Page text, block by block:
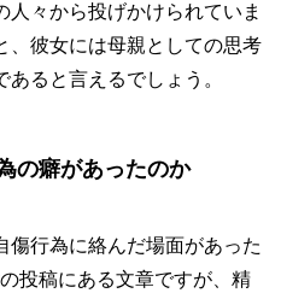
々から投げかけられていま
、彼女には母親としての思考
ると言えるでしょう。
の癖があったのか
傷行為に絡んだ場面があった
投稿にある文章ですが、精